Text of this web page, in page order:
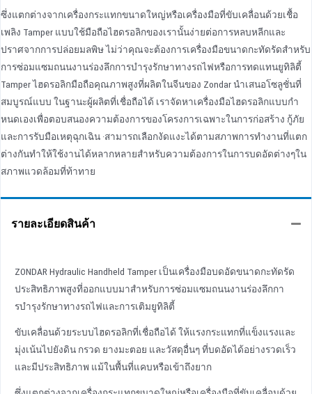
ซึ่งแตกต่างจากเครื่องกระแทกขนาดใหญ่หรือเครื่องมือที่ขับเคลื่อนด้วยเชื้อ
เพลิง Tamper แบบใช้มือถือไฮดรอลิกของเรานั้นง่ายต่อการหลบหลีกและ
ปราศจากการปล่อยมลพิษ ไม่ว่าคุณจะต้องการเครื่องมือขนาดกะทัดรัดสําหรับ
การซ่อมแซมถนนงานร่องลึกการบํารุงรักษาทางรถไฟหรือการทดแทนยูทิลิตี้
Tamper ไฮดรอลิกมือถือคุณภาพสูงที่ผลิตในจีนของ Zondar นําเสนอโซลูชั่นที่
สมบูรณ์แบบ ในฐานะผู้ผลิตที่เชื่อถือได้ เราจัดหาเครื่องมือไฮดรอลิกแบบกํา
หนดเองเพื่อตอบสนองความต้องการของโครงการเฉพาะในการก่อสร้าง กู้ภัย
และการรับมือเหตุฉุกเฉิน ·สามารถเลือกงัดแงะได้ตามสภาพการทํางานที่แตก
ต่างกันทําให้ใช้งานได้หลากหลายสําหรับความต้องการในการบดอัดต่างๆใน
สภาพแวดล้อมที่ท้าทาย
รายละเอียดสินค้า
ZONDAR Hydraulic Handheld Tamper เป็นเครื่องมือบดอัดขนาดกะทัดรัด
ประสิทธิภาพสูงที่ออกแบบมาสําหรับการซ่อมแซมถนนงานร่องลึกกา
รบํารุงรักษาทางรถไฟและการเติมยูทิลิตี้
ขับเคลื่อนด้วยระบบไฮดรอลิกที่เชื่อถือได้ ให้แรงกระแทกที่แข็งแรงและ
มุ่งเน้นไปยังดิน กรวด ยางมะตอย และวัสดุอื่นๆ ที่บดอัดได้อย่างรวดเร็ว
และมีประสิทธิภาพ แม้ในพื้นที่แคบหรือเข้าถึงยาก